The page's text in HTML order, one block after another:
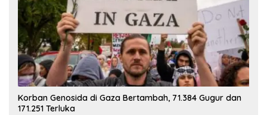
Korban Genosida di Gaza Bertambah, 71.384 Gugur dan
171.251 Terluka